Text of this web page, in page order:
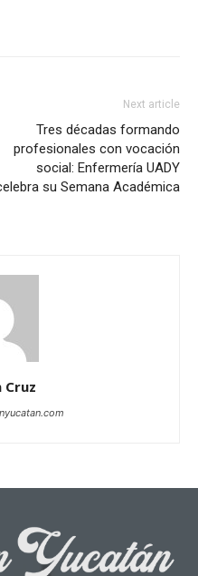
Next article
Tres décadas formando
profesionales con vocación
social: Enfermería UADY
su Semana Académica